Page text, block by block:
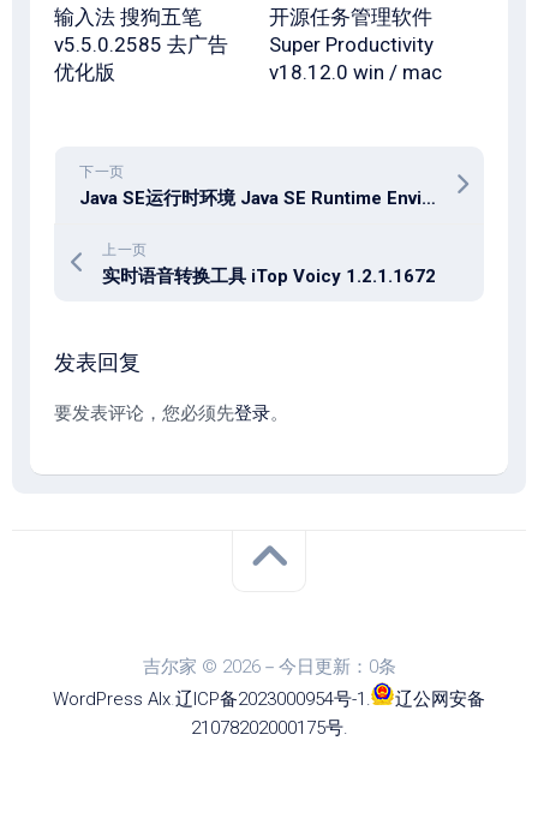
输入法 搜狗五笔
v5.5.0.2585 去广告
优化版
开源任务管理软件
Super Productivity
v18.12.0 win / mac
下一页
Java SE运行时环境 Java SE Runtime Environment (JRE) 8.0.491 win / mac
上一页
实时语音转换工具 iTop Voicy 1.2.1.1672
发表回复
要发表评论，您必须先登录。
吉尔家 © 2026－今日更新：0条
WordPress Alx.辽ICP备2023000954号-1 .
辽公网安备
21078202000175号.